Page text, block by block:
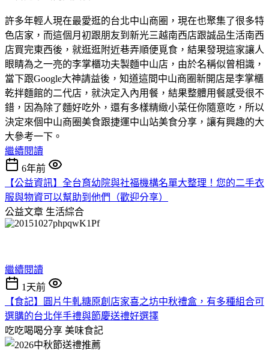
許多年輕人現在最愛逛的台北中山商圈，現在也聚集了很多特
色店家，而這個月初跟朋友到新光三越南西店跟誠品生活南西
店買完東西後，就逛逛附近巷弄順便覓食，結果發現這家讓人
眼睛為之一亮的李掌櫃功夫製麵中山店，由於名稱似曾相識，
當下跟Google大神請益後，知道這間中山商圈新開店是李掌櫃
乾拌麵館的二代店，就決定入內用餐，結果整體用餐感受很不
錯，因為除了麵好吃外，還有多樣精緻小菜任你隨意吃，所以
決定來個中山商圈美食跟捷運中山站美食分享，讓有興趣的大
大參考一下。
繼續閱讀
6年前
【公益資訊】全台育幼院與社福機構名單大整理！您的二手衣
服與物資可以幫助到他們（歡迎分享）
公益文章 生活綜合
繼續閱讀
1天前
【食記】圓片牛軋糖原創店家喜之坊中秋禮盒，有多種組合可
選購的台北伴手禮與節慶送禮好選擇
吃吃喝喝分享 美味食記